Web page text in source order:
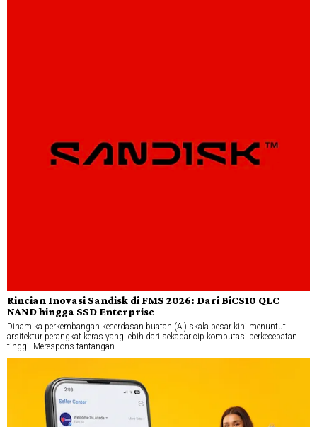
Rincian Inovasi Sandisk di FMS 2026: Dari BiCS10 QLC
NAND hingga SSD Enterprise
Dinamika perkembangan kecerdasan buatan (AI) skala besar kini menuntut
arsitektur perangkat keras yang lebih dari sekadar cip komputasi berkecepatan
tinggi. Merespons tantangan